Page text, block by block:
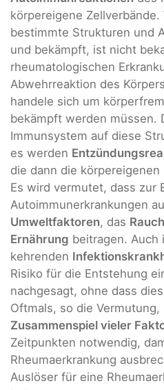
körpereigene Zellverbände.
bestimmte Strukturen und
und bekämpft, ist nicht
rheumatologischen
Abwehrreaktion des
handele sich um
bekämpft werden müssen.
Immunsystem auf diese
es werden
die dann die
Es wird vermutet, dass zur
Autoimmunerkrankungen
Umweltfaktoren, das
Ernährung beitragen. Auch
kehrenden
Risiko für die Entstehung
nachgesagt, ohne dass
Oftmals, so die
Zusammenspiel vieler
Zeitpunkten notwendig,
Rheumaerkrankung
Auslöser für eine